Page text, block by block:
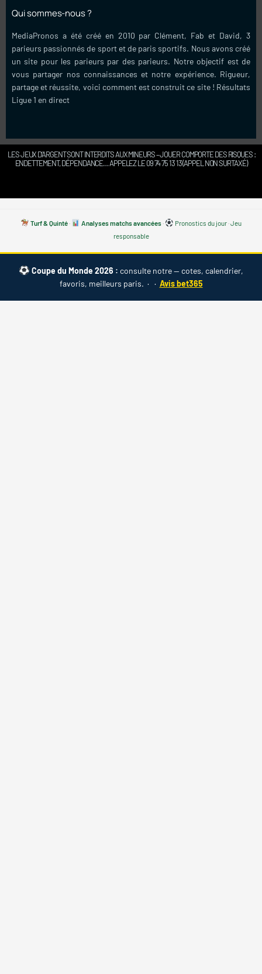
Qui sommes-nous ?
MediaPronos a été créé en 2010 par Clément, Fab et David, 3
parieurs passionnés de sport et de paris sportifs. Nous avons créé
un site pour les parieurs par des parieurs. Notre objectif est de
vous partager nos connaissances et notre expérience. Rigueur,
partage et réussite, voici comment est construit ce site ! Résultats
Ligue 1 en direct
LES JEUX D’ARGENT SONT INTERDITS AUX MINEURS – JOUER COMPORTE DES RISQUES :
ENDETTEMENT, DÉPENDANCE… APPELEZ LE 09 74 75 13 13 (APPEL NON SURTAXÉ)
Turf & Quinté· Analyses matchs avancées· Pronostics du jour·Jeu
responsable
Coupe du Monde 2026 : consulte notre— cotes, calendrier,
favoris, meilleurs paris. · · Avis bet365